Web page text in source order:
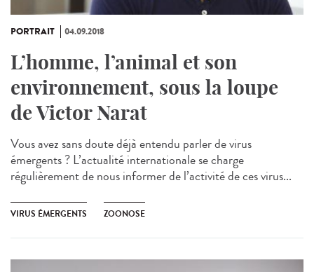
PORTRAIT 04.09.2018
L’homme, l’animal et son
environnement, sous la loupe
de Victor Narat
Vous avez sans doute déjà entendu parler de virus
émergents ? L’actualité internationale se charge
régulièrement de nous informer de l’activité de ces virus...
VIRUS ÉMERGENTS ZOONOSE